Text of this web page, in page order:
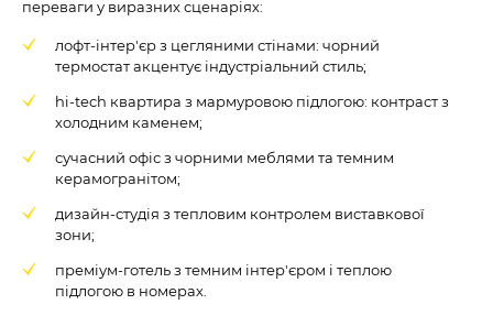
переваги у виразних сценаріях:
лофт-інтер'єр з цегляними стінами: чорний
термостат акцентує індустріальний стиль;
hi-tech квартира з мармуровою підлогою: контраст з
холодним каменем;
сучасний офіс з чорними меблями та темним
керамогранітом;
дизайн-студія з тепловим контролем виставкової
зони;
преміум-готель з темним інтер'єром і теплою
підлогою в номерах.